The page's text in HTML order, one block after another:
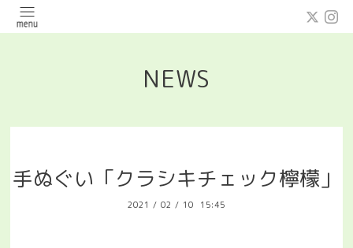
NEWS
手ぬぐい「クラシキチェック檸檬」
2021 / 02 / 10 15:45